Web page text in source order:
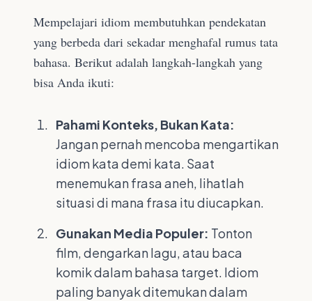
Mempelajari idiom membutuhkan pendekatan
yang berbeda dari sekadar menghafal rumus tata
bahasa. Berikut adalah langkah-langkah yang
bisa Anda ikuti:
Pahami Konteks, Bukan Kata:
Jangan pernah mencoba mengartikan
idiom kata demi kata. Saat
menemukan frasa aneh, lihatlah
situasi di mana frasa itu diucapkan.
Gunakan Media Populer: Tonton
film, dengarkan lagu, atau baca
komik dalam bahasa target. Idiom
paling banyak ditemukan dalam